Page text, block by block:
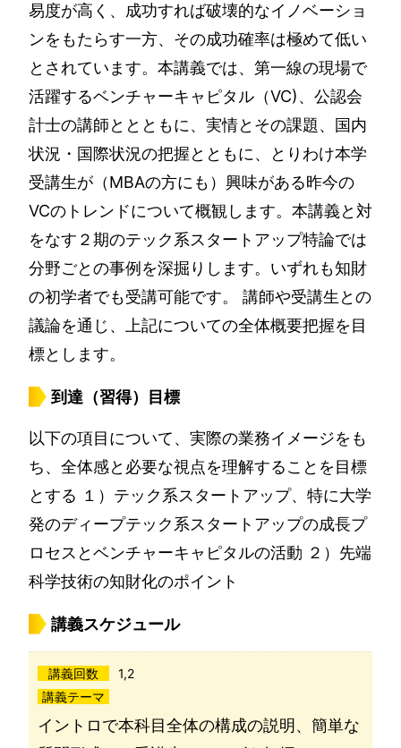
易度が高く、成功すれば破壊的なイノベーショ
ンをもたらす一方、その成功確率は極めて低い
とされています。本講義では、第一線の現場で
活躍するベンチャーキャピタル（VC)、公認会
計士の講師ととともに、実情とその課題、国内
状況・国際状況の把握とともに、とりわけ本学
受講生が（MBAの方にも）興味がある昨今の
VCのトレンドについて概観します。本講義と対
をなす２期のテック系スタートアップ特論では
分野ごとの事例を深掘りします。いずれも知財
の初学者でも受講可能です。 講師や受講生との
議論を通じ、上記についての全体概要把握を目
標とします。
到達（習得）目標
以下の項目について、実際の業務イメージをも
ち、全体感と必要な視点を理解することを目標
とする １）テック系スタートアップ、特に大学
発のディープテック系スタートアップの成長プ
ロセスとベンチャーキャピタルの活動 ２）先端
科学技術の知財化のポイント
講義スケジュール
講義回数
1,2
講義テーマ
イントロで本科目全体の構成の説明、簡単な